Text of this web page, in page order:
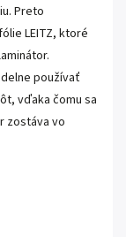
Preto
LEITZ, ktoré
používať
vďaka čomu sa
zostáva vo